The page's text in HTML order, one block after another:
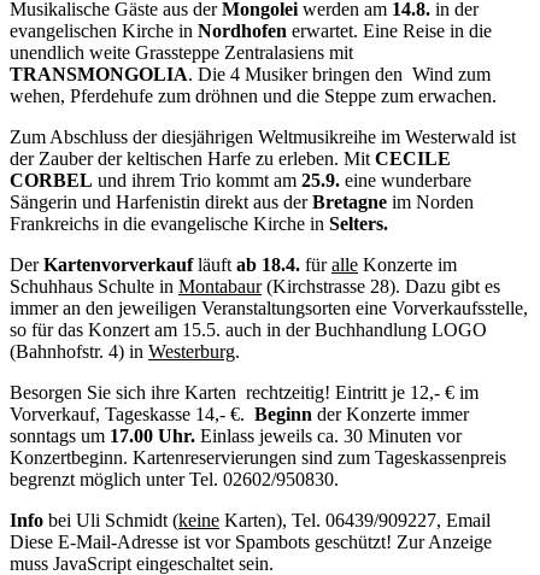
Musikalische Gäste aus derMongolei werden am 14.8. in der
evangelischen Kirche in Nordhofen erwartet. Eine Reise in die
unendlich weite Grassteppe Zentralasiens mit
TRANSMONGOLIA. Die 4 Musiker bringen den Wind zum
wehen, Pferdehufe zum dröhnen und die Steppe zum erwachen.
Zum Abschluss der diesjährigen Weltmusikreihe im Westerwald ist
der Zauber der keltischen Harfe zu erleben. Mit CECILE
CORBEL und ihrem Trio kommt am 25.9. eine wunderbare
Sängerin und Harfenistin direkt aus derBretagne im Norden
Frankreichs in die evangelische Kirche in Selters.
DerKartenvorverkaufläuft ab 18.4. füralle Konzerte im
Schuhhaus Schulte in Montabaur(Kirchstrasse 28). Dazu gibt es
immer an den jeweiligen Veranstaltungsorten eine Vorverkaufsstelle,
so für das Konzert am 15.5. auch in der Buchhandlung LOGO
(Bahnhofstr. 4) in Westerburg.
Besorgen Sie sich ihre Karten rechtzeitig! Eintritt je 12,- € im
Vorverkauf, Tageskasse 14,- €. Beginn der Konzerte immer
sonntags um 17.00 Uhr. Einlass jeweils ca. 30 Minuten vor
Konzertbeginn. Kartenreservierungen sind zum Tageskassenpreis
begrenzt möglich unter Tel. 02602/950830.
Info bei Uli Schmidt (keine Karten), Tel. 06439/909227, Email
Diese E-Mail-Adresse ist vor Spambots geschützt! Zur Anzeige
muss JavaScript eingeschaltet sein.